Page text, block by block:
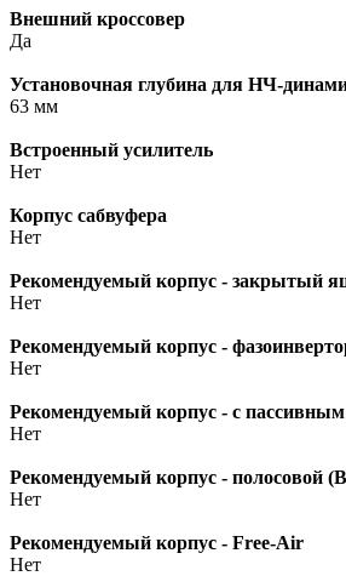
Внешний кроссовер
Да
Установочная глубина для НЧ-
63 мм
Встроенный усилитель
Нет
Корпус сабвуфера
Нет
Рекомендуемый корпус - закрытый
Нет
Рекомендуемый корпус -
Нет
Рекомендуемый корпус - с
Нет
Рекомендуемый корпус - полосовой
Нет
Рекомендуемый корпус - Free-Air
Нет